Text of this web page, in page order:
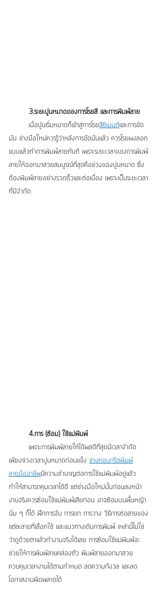
3.ระยะปูนหมาดของการโรยสี และการพิมพ์ลาย
	เมื่อปูนเริ่มหมาดก็เข้าสู่การโรย
สีซีเมนต์และการขัด
มัน ช่างมือใหม่ควรรู้ว่าหลังการขัดมันแล้ว ควรโรยผงลอก
แบบแล้วทำการพิมพ์ลายทันที เพราะระยะเวลาของการพิมพ์
ลายให้ออกมาสวยสมบูรณ์ที่สุดคือช่วงของปูนหมาด ซึ่ง
ต้องพิมพ์ลายอย่างรวดเร็วและต่อเนื่อง เพราะเป็นระยะเวลา
ที่มีจำกัด
4.การ (ซ้อม) ใช้แม่พิมพ์
เพียงช่วงเวลาปูนหมาดก่อนแข็ง ช่างคอนกรีตพิมพ์
ลายมืออาชีพมีความชำนาญต่อการใช้แม่พิมพ์อยู่แล้ว
ทำให้สามารถคุมเวลาได้ดี แต่ช่างมือใหม่นั้นก่อนลงหน้า
งานจริงควรซ้อมใช้แม่พิมพ์เสียก่อน อาจซ้อมบนพื้นหญ้า
นิ่ม ๆ ก็ได้ ฝึกการจับ การยก การวาง วิธีการต่อลายของ
แต่ละลายที่เลือกใช้ และแนวทางเดินการพิมพ์ เหล่านี้ไม่ใช่
ว่าดูด้วยตาแล้วทำงานจริงได้เลย การซ้อมใช้แม่พิมพ์จะ
ช่วยให้การพิมพ์ลายคล่องตัว พิมพ์ลายออกมาสวย
ควบคุมเวลางานได้ตามกำหนด ลดความกังวล และลด
โอกาสงานผิดพลาดได้